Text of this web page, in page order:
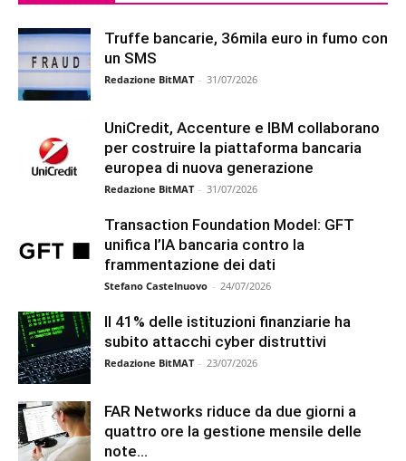
Truffe bancarie, 36mila euro in fumo con
un SMS
Redazione BitMAT - 31/07/2026
UniCredit, Accenture e IBM collaborano
per costruire la piattaforma bancaria
europea di nuova generazione
Redazione BitMAT - 31/07/2026
Transaction Foundation Model: GFT
unifica l’IA bancaria contro la
frammentazione dei dati
Stefano Castelnuovo - 24/07/2026
Il 41% delle istituzioni finanziarie ha
subito attacchi cyber distruttivi
Redazione BitMAT - 23/07/2026
FAR Networks riduce da due giorni a
quattro ore la gestione mensile delle
note...